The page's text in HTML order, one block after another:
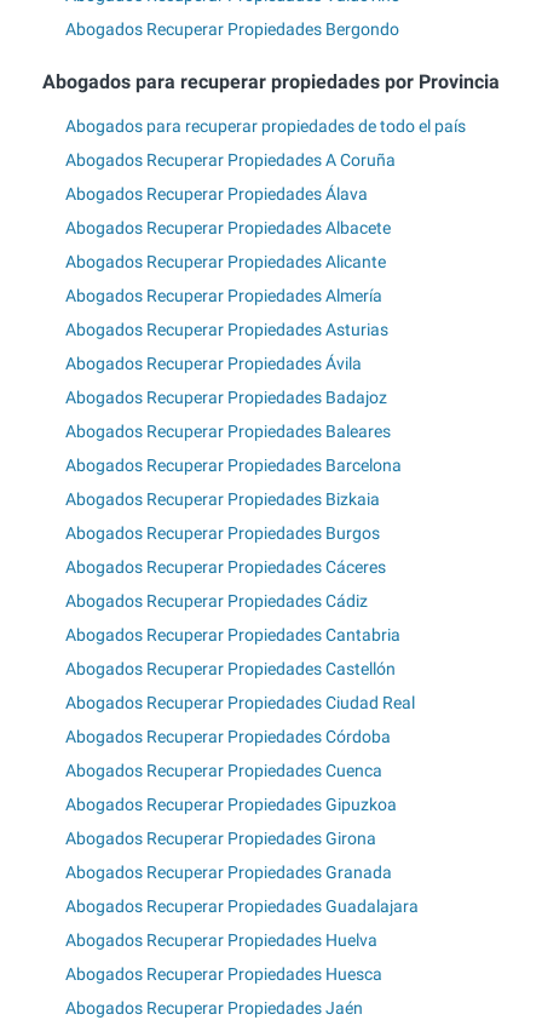
Abogados Recuperar Propiedades Bergondo
Abogados para recuperar propiedades por Provincia
Abogados para recuperar propiedades de todo el país
Abogados Recuperar Propiedades A Coruña
Abogados Recuperar Propiedades Álava
Abogados Recuperar Propiedades Albacete
Abogados Recuperar Propiedades Alicante
Abogados Recuperar Propiedades Almería
Abogados Recuperar Propiedades Asturias
Abogados Recuperar Propiedades Ávila
Abogados Recuperar Propiedades Badajoz
Abogados Recuperar Propiedades Baleares
Abogados Recuperar Propiedades Barcelona
Abogados Recuperar Propiedades Bizkaia
Abogados Recuperar Propiedades Burgos
Abogados Recuperar Propiedades Cáceres
Abogados Recuperar Propiedades Cádiz
Abogados Recuperar Propiedades Cantabria
Abogados Recuperar Propiedades Castellón
Abogados Recuperar Propiedades Ciudad Real
Abogados Recuperar Propiedades Córdoba
Abogados Recuperar Propiedades Cuenca
Abogados Recuperar Propiedades Gipuzkoa
Abogados Recuperar Propiedades Girona
Abogados Recuperar Propiedades Granada
Abogados Recuperar Propiedades Guadalajara
Abogados Recuperar Propiedades Huelva
Abogados Recuperar Propiedades Huesca
Abogados Recuperar Propiedades Jaén